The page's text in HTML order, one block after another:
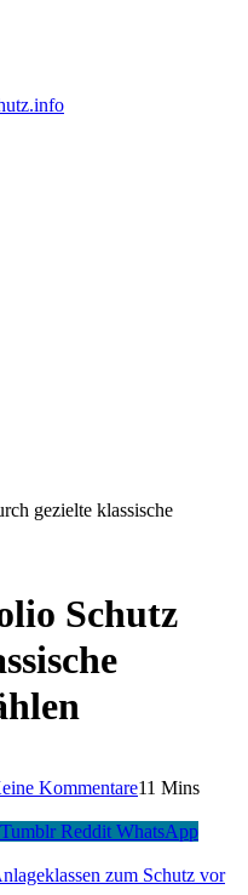
gezielte klassische
Schutz
Kommentare11 Mins
Tumblr Reddit WhatsApp